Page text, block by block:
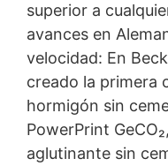
superior a
avances en
velocidad: En
creado la primera
hormigón sin
PowerPrint
aglutinante sin